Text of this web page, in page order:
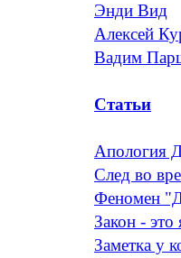
Энди Вид
Алексей
Вадим
Статьи
Апология
След во
Феномен
Закон - это
Заметка у